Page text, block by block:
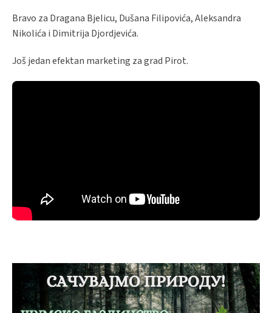
Bravo za Dragana Bjelicu, Dušana Filipovića, Aleksandra
Nikolića i Dimitrija Djordjevića.
Još jedan efektan marketing za grad Pirot.